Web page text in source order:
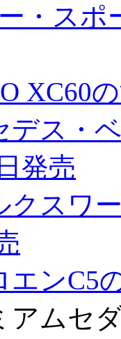
・スポ
XC60
ス・
発売
スワ
ンC5
ムセ